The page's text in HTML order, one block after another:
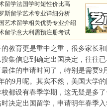
留学法国学时短性价比高
斯留学艺术专业详细分析
艺术留学相关优势专业介绍
留学意大利需预注册考试
育更是重中之重，很多家长和
集信息到确定出国决定，往往已
佳的申请时间了，特别是需要9
的9月呢。其实不然，美国大学
都设有春季学期，这无疑是多
决定出国留学，申请明年春季